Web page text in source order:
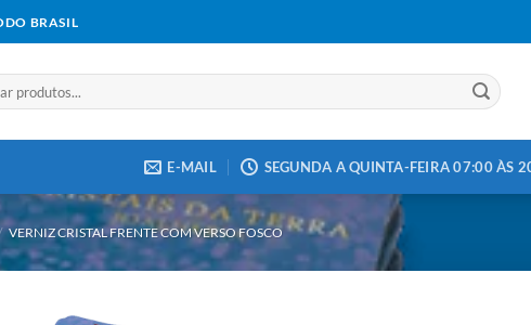
BRASIL
E-MAIL SEGUNDA A QUINTA-FEIRA 07:00 ÀS
VERNIZ CRISTAL FRENTE COM VERSO FOSCO